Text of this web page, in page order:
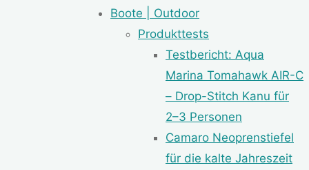
Boote | Outdoor
Produkttests
Testbericht: Aqua
Marina Tomahawk AIR-C
– Drop-Stitch Kanu für
2–3 Personen
Camaro Neoprenstiefel
für die kalte Jahreszeit